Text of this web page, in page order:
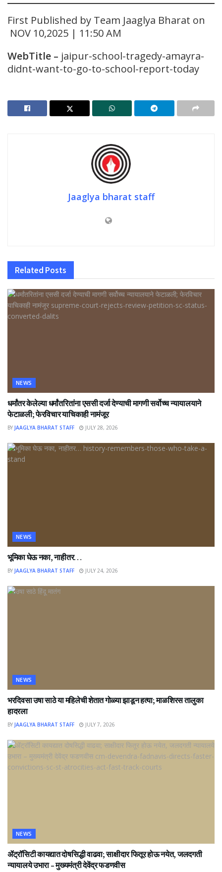
First Published by Team Jaaglya Bharat on
NOV 10,2025 | 11:50 AM
WebTitle – jaipur-school-tragedy-amayra-
didnt-want-to-go-to-school-report-today
Jaaglya bharat staff
Related Posts
NEWS
धर्मांतर केलेल्या धर्मांतरितांना एससी दर्जा देण्याची मागणी सर्वोच्च न्यायालयाने
फेटाळली; फेरविचार याचिकाही नामंजूर
BY JAAGLYA BHARAT STAFF JULY 28, 2026
NEWS
भूमिका घेऊ नका, नाहीतर…
BY JAAGLYA BHARAT STAFF JULY 24, 2026
NEWS
भरदिवसा उषा साठे या महिलेची शेतात गोळ्या झाडून हत्या; माळशिरस तालुका
हादरला
BY JAAGLYA BHARAT STAFF JULY 7, 2026
NEWS
ॲट्रॉसिटी कायद्यात दोषसिद्धी वाढवा; साक्षीदार फितूर होऊ नयेत, जलदगती
न्यायालये उभारा – मुख्यमंत्री देवेंद्र फडणवीस